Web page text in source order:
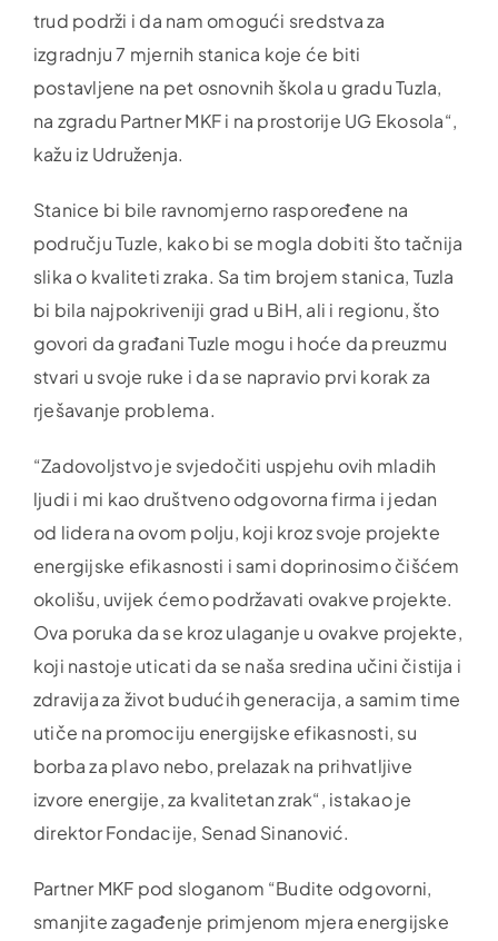
trud podrži i da nam omogući sredstva za
izgradnju 7 mjernih stanica koje će biti
postavljene na pet osnovnih škola u gradu Tuzla,
na zgradu Partner MKF i na prostorije UG Ekosola“,
kažu iz Udruženja.
Stanice bi bile ravnomjerno raspoređene na
području Tuzle, kako bi se mogla dobiti što tačnija
slika o kvaliteti zraka. Sa tim brojem stanica, Tuzla
bi bila najpokriveniji grad u BiH, ali i regionu, što
govori da građani Tuzle mogu i hoće da preuzmu
stvari u svoje ruke i da se napravio prvi korak za
rješavanje problema.
“Zadovoljstvo je svjedočiti uspjehu ovih mladih
ljudi i mi kao društveno odgovorna firma i jedan
od lidera na ovom polju, koji kroz svoje projekte
energijske efikasnosti i sami doprinosimo čišćem
okolišu, uvijek ćemo podržavati ovakve projekte.
Ova poruka da se kroz ulaganje u ovakve projekte,
koji nastoje uticati da se naša sredina učini čistija i
zdravija za život budućih generacija, a samim time
utiče na promociju energijske efikasnosti, su
borba za plavo nebo, prelazak na prihvatljive
izvore energije, za kvalitetan zrak“, istakao je
direktor Fondacije, Senad Sinanović.
Partner MKF pod sloganom “Budite odgovorni,
smanjite zagađenje primjenom mjera energijske